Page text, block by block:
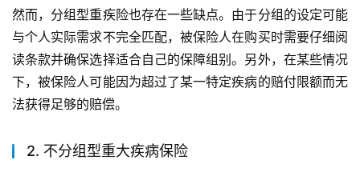
然而，分组型重疾险也存在一些缺点。由于分组的设定可能
与个人实际需求不完全匹配，被保险人在购买时需要仔细阅
读条款并确保选择适合自己的保障组别。另外，在某些情况
下，被保险人可能因为超过了某一特定疾病的赔付限额而无
法获得足够的赔偿。
2. 不分组型重大疾病保险